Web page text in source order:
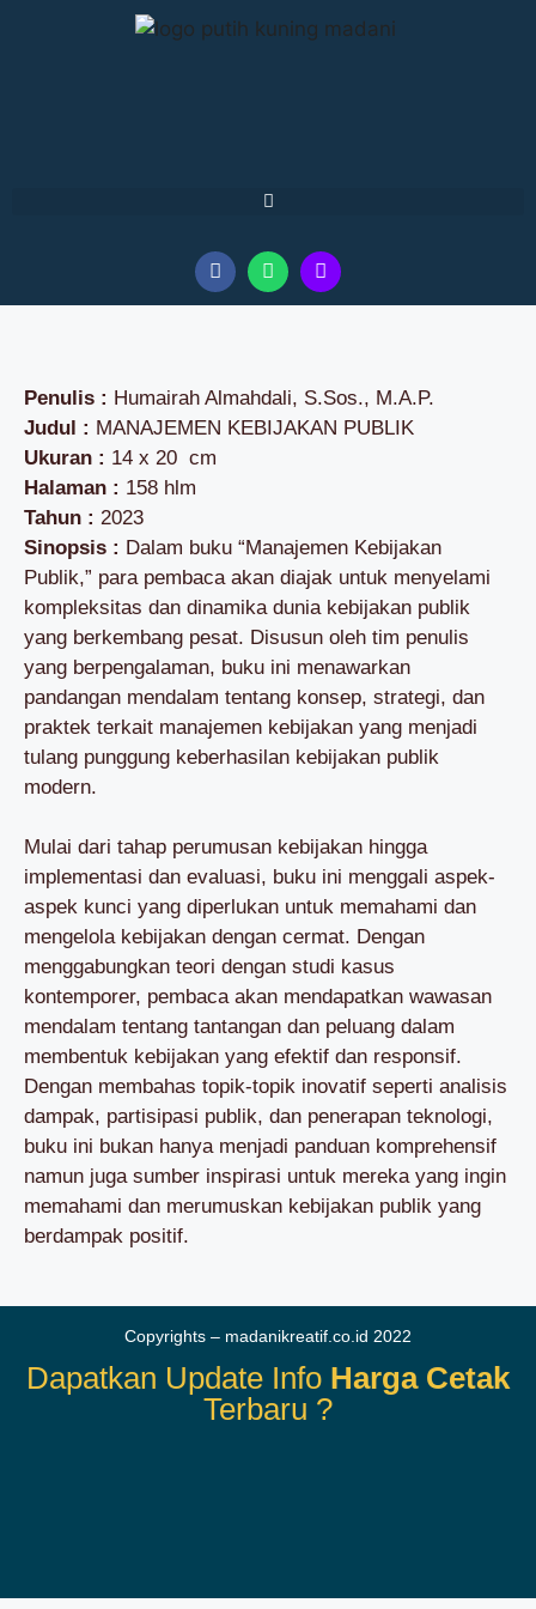
Penulis : Humairah Almahdali, S.Sos., M.A.P.
Judul : MANAJEMEN KEBIJAKAN PUBLIK
Ukuran : 14 x 20 cm
Halaman : 158 hlm
Tahun : 2023
Sinopsis : Dalam buku “Manajemen Kebijakan
Publik,” para pembaca akan diajak untuk menyelami
kompleksitas dan dinamika dunia kebijakan publik
yang berkembang pesat. Disusun oleh tim penulis
yang berpengalaman, buku ini menawarkan
pandangan mendalam tentang konsep, strategi, dan
praktek terkait manajemen kebijakan yang menjadi
tulang punggung keberhasilan kebijakan publik
modern.
Mulai dari tahap perumusan kebijakan hingga
implementasi dan evaluasi, buku ini menggali aspek-
aspek kunci yang diperlukan untuk memahami dan
mengelola kebijakan dengan cermat. Dengan
menggabungkan teori dengan studi kasus
kontemporer, pembaca akan mendapatkan wawasan
mendalam tentang tantangan dan peluang dalam
membentuk kebijakan yang efektif dan responsif.
Dengan membahas topik-topik inovatif seperti analisis
dampak, partisipasi publik, dan penerapan teknologi,
buku ini bukan hanya menjadi panduan komprehensif
namun juga sumber inspirasi untuk mereka yang ingin
memahami dan merumuskan kebijakan publik yang
berdampak positif.
Copyrights – madanikreatif.co.id 2022
Dapatkan Update Info Harga Cetak
Terbaru ?